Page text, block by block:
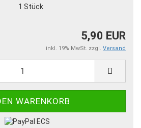
1 Stück
5,90 EUR
inkl. 19% MwSt. zzgl. Versand